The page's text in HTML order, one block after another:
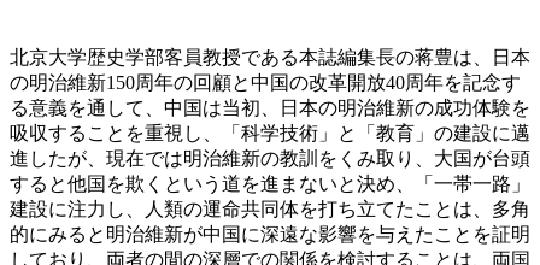
北京大学歴史学部客員教授である本誌編集長の蒋豊は、日本
の明治維新150周年の回顧と中国の改革開放40周年を記念す
る意義を通して、中国は当初、日本の明治維新の成功体験を
吸収することを重視し、「科学技術」と「教育」の建設に邁
進したが、現在では明治維新の教訓をくみ取り、大国が台頭
すると他国を欺くという道を進まないと決め、「一帯一路」
建設に注力し、人類の運命共同体を打ち立てたことは、多角
的にみると明治維新が中国に深遠な影響を与えたことを証明
しており、両者の間の深層での関係を検討することは、両国